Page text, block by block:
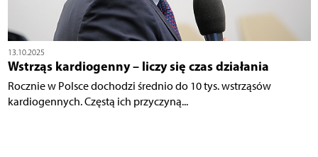
13.10.2025
Wstrząs kardiogenny – liczy się czas działania
Rocznie w Polsce dochodzi średnio do 10 tys. wstrząsów
kardiogennych. Częstą ich przyczyną...